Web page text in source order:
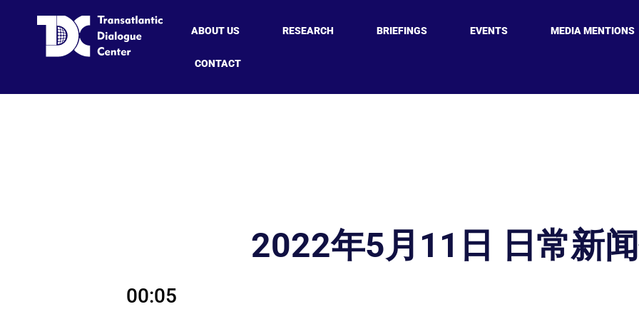
ABOUT US RESEARCH BRIEFINGS EVENTS MEDIA MENTIONS
CONTACT
2022年5月11日 日常新
00:05